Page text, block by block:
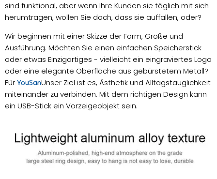
sind funktional, aber wenn Ihre Kunden sie täglich mit sich
herumtragen, wollen Sie doch, dass sie auffallen, oder?
Wir beginnen mit einer Skizze der Form, Größe und
Ausführung. Möchten Sie einen einfachen Speicherstick
oder etwas Einzigartiges - vielleicht ein eingraviertes Logo
oder eine elegante Oberfläche aus gebürstetem Metall?
Für YouSanUnser Ziel ist es, Ästhetik und Alltagstauglichkeit
miteinander zu verbinden. Mit dem richtigen Design kann
ein USB-Stick ein Vorzeigeobjekt sein.